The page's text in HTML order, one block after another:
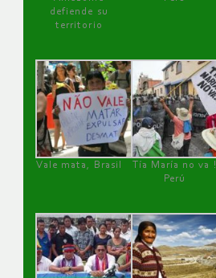
defiende su
territorio
Vale mata, Brasil
Tía María no va !
Perú